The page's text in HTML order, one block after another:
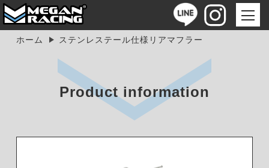
ホーム ステンレステール仕様リアマフラー
Product information